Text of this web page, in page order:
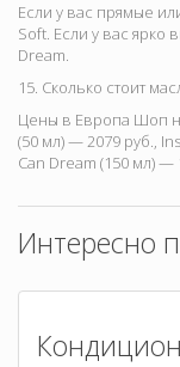
Если у вас прямые
Soft. Если у вас ярко
Dream.
15. Сколько стоит
Цены в Европа Шоп
(50 мл) — 2079 руб.,
Can Dream (150 мл) —
Интересно